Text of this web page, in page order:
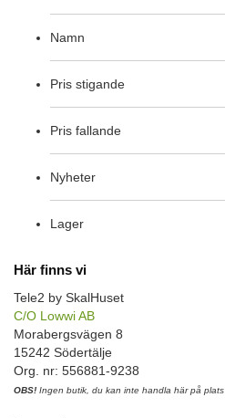
Namn
Pris stigande
Pris fallande
Nyheter
Lager
Här finns vi
Tele2 by SkalHuset
C/O Lowwi AB
Morabergsvägen 8
15242 Södertälje
Org. nr: 556881-9238
OBS! Ingen butik, du kan inte handla här på plats